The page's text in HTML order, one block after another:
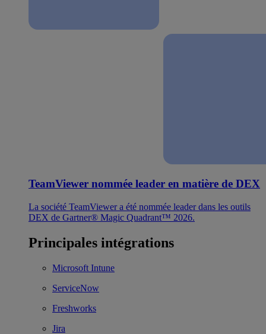
TeamViewer nommée leader en matière de DEX
La société TeamViewer a été nommée leader dans les outils
DEX de Gartner® Magic Quadrant™ 2026.
Principales intégrations
Microsoft Intune
ServiceNow
Freshworks
Jira